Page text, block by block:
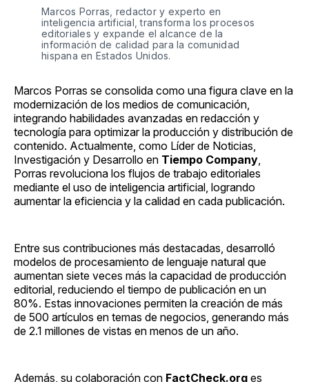
Marcos Porras, redactor y experto en
inteligencia artificial, transforma los procesos
editoriales y expande el alcance de la
información de calidad para la comunidad
hispana en Estados Unidos.
Marcos Porras se consolida como una figura clave en la
modernización de los medios de comunicación,
integrando habilidades avanzadas en redacción y
tecnología para optimizar la producción y distribución de
contenido. Actualmente, como Líder de Noticias,
Investigación y Desarrollo en Tiempo Company
Porras revoluciona los flujos de trabajo editoriales
mediante el uso de inteligencia artificial, logrando
aumentar la eficiencia y la calidad en cada publicación.
Entre sus contribuciones más destacadas, desarrolló
modelos de procesamiento de lenguaje natural que
aumentan siete veces más la capacidad de producción
editorial, reduciendo el tiempo de publicación en un
80%. Estas innovaciones permiten la creación de más
de 500 artículos en temas de negocios, generando más
de 2.1 millones de vistas en menos de un año.
Además, su colaboración con FactCheck.org es